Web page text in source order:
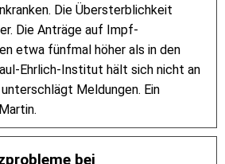
Die Übersterblichkeit
Die Anträge auf Impf-
etwa fünfmal höher als in den
Ehrlich-Institut hält sich nicht an
Meldungen. Ein
bei